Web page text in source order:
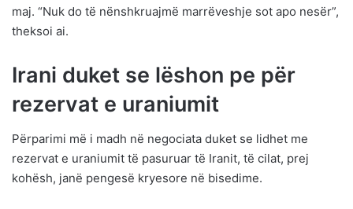
maj. “Nuk do të nënshkruajmë marrëveshje sot apo nesër”,
theksoi ai.
Irani duket se lëshon pe për
rezervat e uraniumit
Përparimi më i madh në negociata duket se lidhet me
rezervat e uraniumit të pasuruar të Iranit, të cilat, prej
kohësh, janë pengesë kryesore në bisedime.